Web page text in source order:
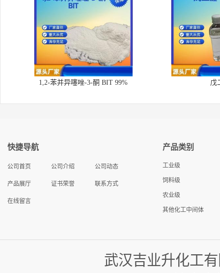
1,2-苯并异噻唑-3-酮 BIT 99% 戊
快捷导航
公司首页 公司介绍 公司动态
产品展厅 证书荣誉 联系方式
在线留言
产品类别
工业级
饲料级
农业级
其他化工中间体
武汉吉业升化工